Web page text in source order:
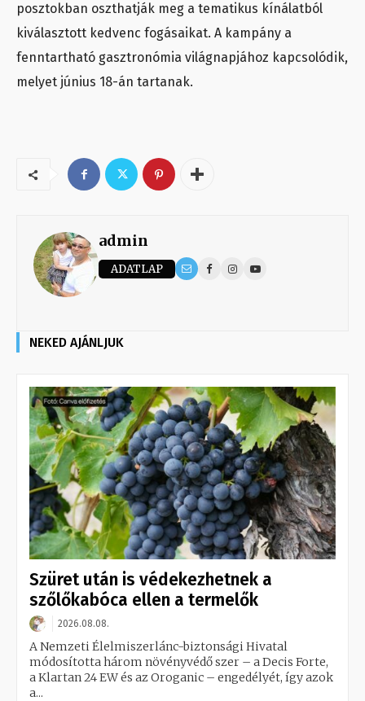
posztokban oszthatják meg a tematikus kínálatból
kiválasztott kedvenc fogásaikat. A kampány a
fenntartható gasztronómia világnapjához kapcsolódik,
melyet június 18-án tartanak.
admin
ADATLAP
NEKED AJÁNLJUK
Szüret után is védekezhetnek a
szőlőkabóca ellen a termelők
2026.08.08.
A Nemzeti Élelmiszerlánc-biztonsági Hivatal
módosította három növényvédő szer – a Decis Forte,
a Klartan 24 EW és az Oroganic – engedélyét, így azok
a...